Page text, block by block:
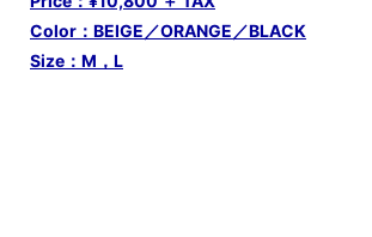
Color：BEIGE／ORANGE／BLACK
Size：M，L